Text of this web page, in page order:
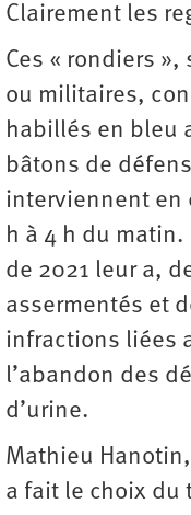
Clairement les
Ces « rondiers
ou militaires,
habillés en bleu
bâtons de
interviennent en
h à 4 h du
de 2021 leur a,
assermentés et
infractions liées
l’abandon des
d’urine.
Mathieu
a fait le choix du